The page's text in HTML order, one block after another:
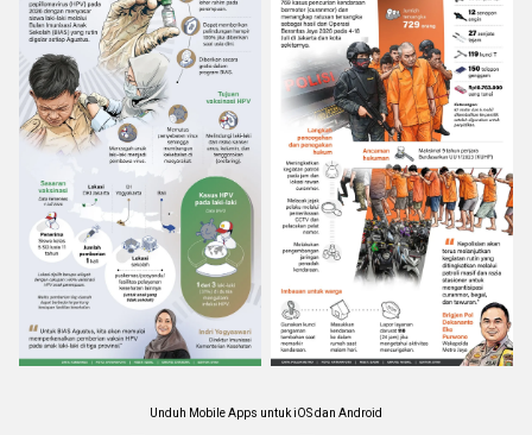
Unduh Mobile Apps untuk iOS dan Android